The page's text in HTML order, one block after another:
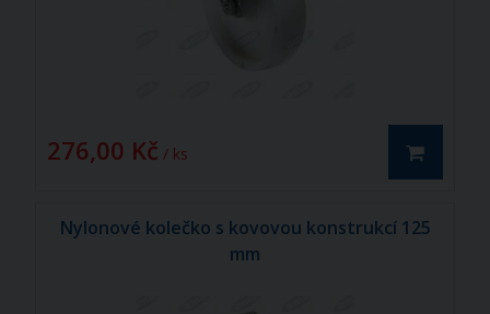
276,00 Kč / ks
Nylonové kolečko s kovovou konstrukcí 125
mm